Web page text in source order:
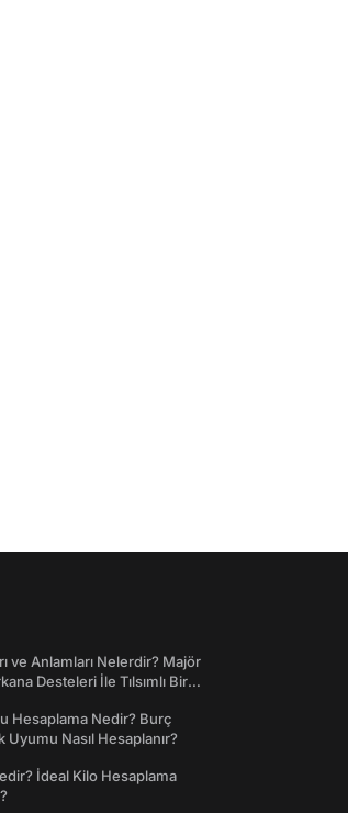
ve Anlamları Nelerdir? Majör
Desteleri İle Tılsımlı Bir
Hesaplama Nedir? Burç
Uyumu Nasıl Hesaplanır?
İdeal Kilo Hesaplama